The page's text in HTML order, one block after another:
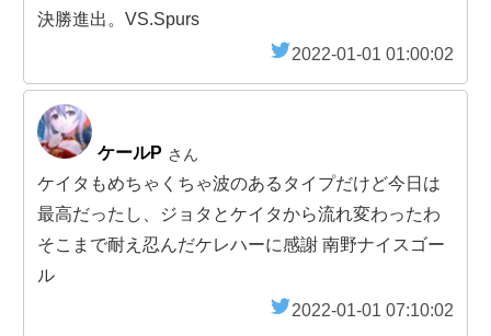
決勝進出。VS.Spurs
2022-01-01 01:00:02
ケールP さん
ケイタもめちゃくちゃ波のあるタイプだけど今日は
最高だったし、ジョタとケイタから流れ変わったわ
そこまで耐え忍んだケレハーに感謝 南野ナイスゴー
ル
2022-01-01 07:10:02